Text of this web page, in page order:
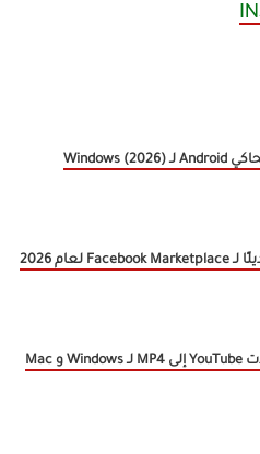
أفضل محولات YouTube إلى MP4 لـ Windows و Mac